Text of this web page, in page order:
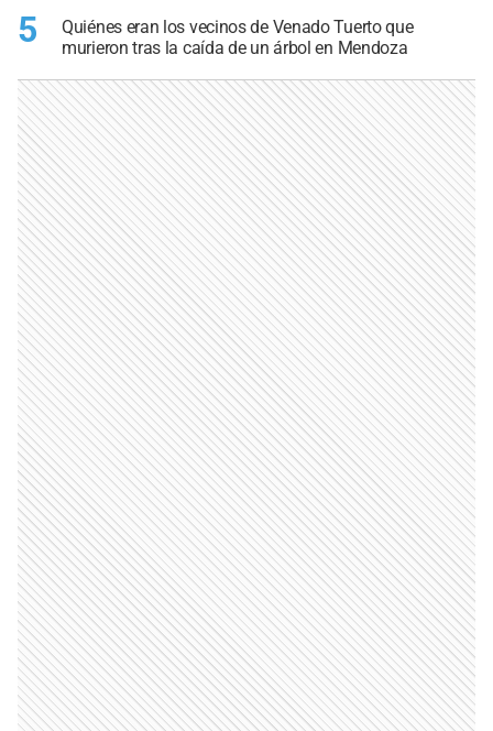
5
Quiénes eran los vecinos de Venado Tuerto que
murieron tras la caída de un árbol en Mendoza